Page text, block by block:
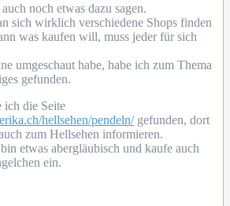
noch etwas dazu sagen.
sich wirklich verschiedene Shops finden
was kaufen will, muss jeder für sich
umgeschaut habe, habe ich zum Thema
gefunden.
ich die Seite
hellsehen/pendeln/gefunden, dort
zum Hellsehen informieren.
etwas abergläubisch und kaufe auch
ein.